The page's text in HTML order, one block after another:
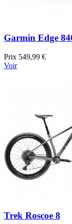
Garmin Edge
Prix 549,99 €
Voir
Trek Roscoe 8